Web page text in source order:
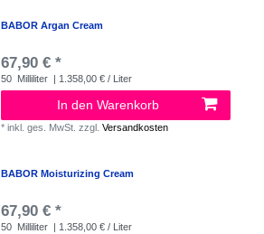
BABOR Argan Cream
67,90 € *
50 Milliliter | 1.358,00 € / Liter
In den Warenkorb
*inkl. ges. MwSt. zzgl.Versandkosten
BABOR Moisturizing Cream
67,90 € *
50 Milliliter | 1.358,00 € / Liter